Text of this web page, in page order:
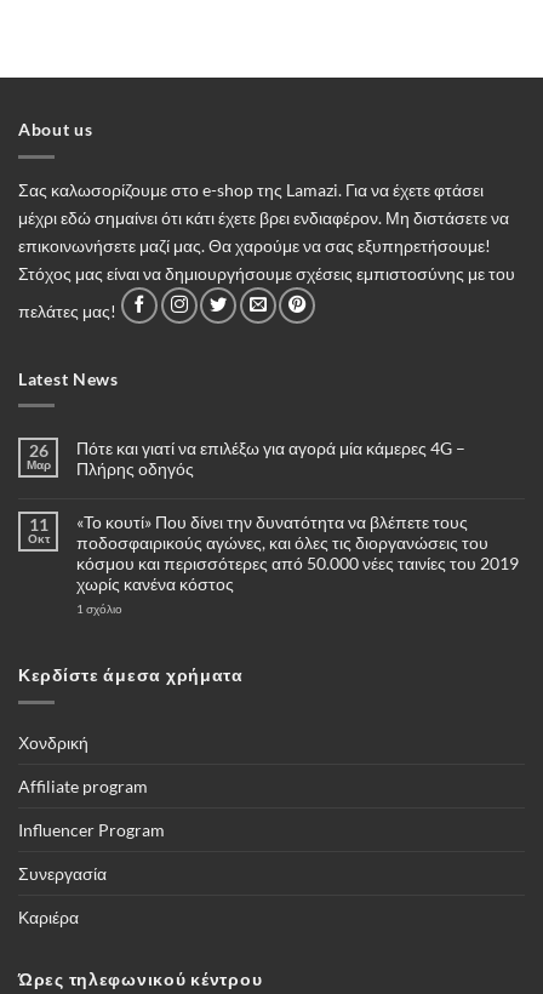
About us
Σας καλωσορίζουμε στο e-shop της Lamazi. Για να έχετε φτάσει
μέχρι εδώ σημαίνει ότι κάτι έχετε βρει ενδιαφέρον. Μη διστάσετε να
επικοινωνήσετε μαζί μας. Θα χαρούμε να σας εξυπηρετήσουμε!
Στόχος μας είναι να δημιουργήσουμε σχέσεις εμπιστοσύνης με του
πελάτες μας!
Latest News
26
Μαρ
Πότε και γιατί να επιλέξω για αγορά μία κάμερες 4G –
Πλήρης οδηγός
σχόλια
Πότε
και
να
επιλέξω
κάμερες
4G
11
Οκτ
«Το κουτί» Που δίνει την δυνατότητα να βλέπετε τους
ποδοσφαιρικούς αγώνες, και όλες τις διοργανώσεις του
κόσμου και περισσότερες από 50.000 νέες ταινίες του 2019
χωρίς κανένα κόστος
1 σχόλιο
την
και
όλες
διοργανώσεις
του
χωρίς
Κερδίστε άμεσα χρήματα
Χονδρική
Affiliate program
Influencer Program
Συνεργασία
Καριέρα
Ώρες τηλεφωνικού κέντρου